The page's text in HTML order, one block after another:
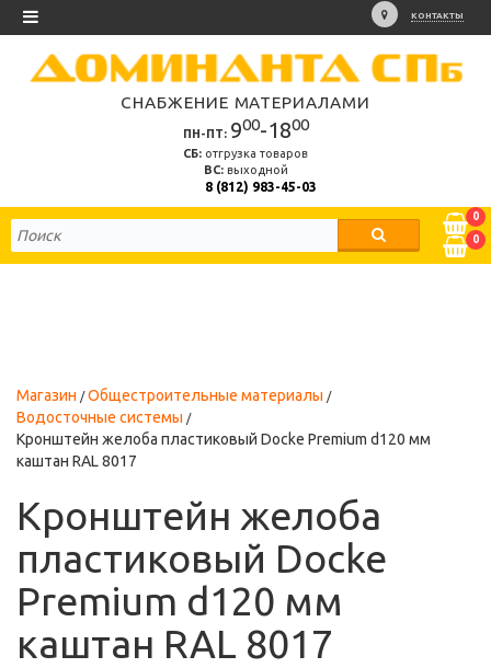
КОНТАКТЫ
СНАБЖЕНИЕ МАТЕРИАЛАМИ
ПН-ПТ: 900-1800
СБ: отгрузка товаров
ВС:выходной
8 (812) 983-45-03
0
0
Магазин
Общестроительные материалы
Водосточные системы
Кронштейн желоба пластиковый Docke Premium d120 мм
каштан RAL 8017
Кронштейн желоба
пластиковый Docke
Premium d120 мм
каштан RAL 8017